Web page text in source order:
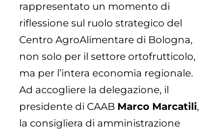
rappresentato un momento di
riflessione sul ruolo strategico del
Centro AgroAlimentare di Bologna,
non solo per il settore ortofrutticolo,
ma per l’intera economia regionale.
Ad accogliere la delegazione, il
presidente di CAAB Marco Marcatili,
la consigliera di amministrazione